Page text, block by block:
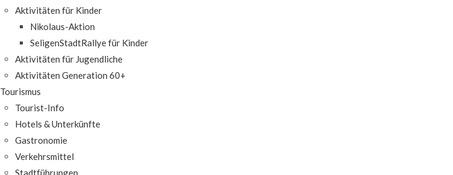
Aktivitäten für Kinder
Nikolaus-Aktion
SeligenStadtRallye für Kinder
Aktivitäten für Jugendliche
Aktivitäten Generation 60+
Tourismus
Tourist-Info
Hotels & Unterkünfte
Gastronomie
Verkehrsmittel
Stadtführungen